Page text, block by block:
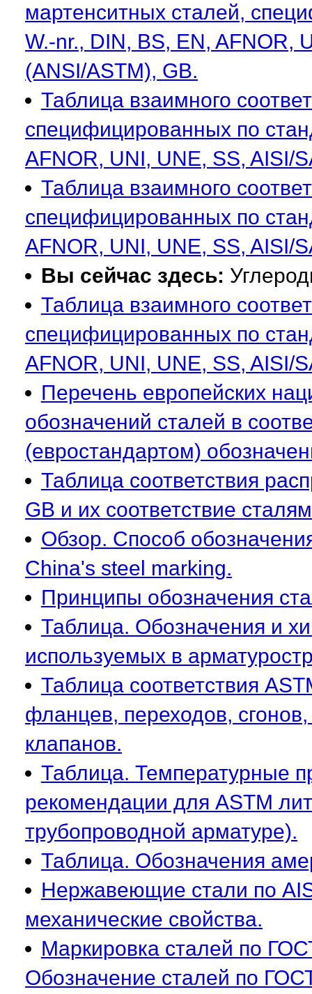
мартенситных сталей,
W.-nr., DIN, BS, EN, AFNOR,
(ANSI/ASTM), GB.
Таблица взаимного
специфицированных по
AFNOR, UNI, UNE, SS, AISI/
Таблица взаимного
специфицированных по
AFNOR, UNI, UNE, SS, AISI/
Вы сейчас здесь:
Таблица взаимного
специфицированных по
AFNOR, UNI, UNE, SS, AISI/
Перечень европейских
обозначений сталей в
(евростандартом)
Таблица соответствия
GB и их соответствие
Обзор. Способ
China's steel marking.
Принципы обозначения
Таблица. Обозначения и
используемых в
Таблица соответствия
фланцев, переходов,
клапанов.
Таблица. Температурные
рекомендации для ASTM
трубопроводной арматуре).
Таблица. Обозначения
Нержавеющие стали по
механические свойства.
Маркировка сталей по
Обозначение сталей по